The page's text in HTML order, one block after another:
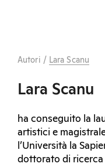
Autori / Lara Scanu
Lara Scanu
ha conseguito la
artistici e
l’Università la
dottorato di ricerca